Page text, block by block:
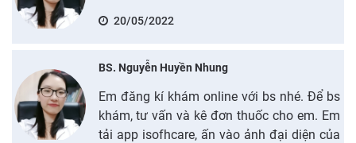
20/05/2022
BS. Nguyễn Huyền Nhung
Em đăng kí khám online với bs nhé. Để bs
khám, tư vấn và kê đơn thuốc cho em. Em
tải app isofhcare, ấn vào ảnh đại diện của